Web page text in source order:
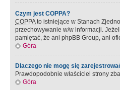
Czym jest COPPA?
COPPAto istniejące w Stanach
przechowywanie w/w informacji.
pamiętać, że ani phpBB Group, ani
Góra
Dlaczego nie mogę się
Prawdopodobnie właściciel strony
Góra